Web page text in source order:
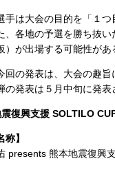
は大会の目的を「１つ
、各地の予選を勝ち抜
）が出場する可能性があ
の発表は、大会の趣旨
の発表は５月中旬に発表
復興支援 SOLTILO
称】
presents 熊本地震復興